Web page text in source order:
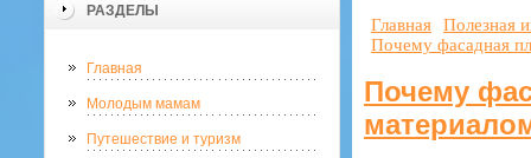
РАЗДЕЛЫ
Главная
Молодым мамам
Путешествие и туризм
Главная
Полезная
Почему фасадная
Почему